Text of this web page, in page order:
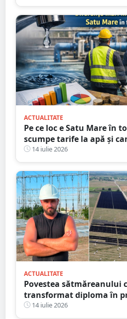
ACTUALITATE
Pe ce loc e Satu Mare în
scumpe tarife la apă și
România
14 iulie 2026
ACTUALITATE
Povestea sătmăreanului
transformat diploma în
Parc solar de 460 de
14 iulie 2026